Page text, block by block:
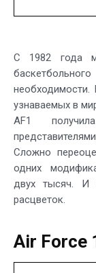
С 1982 года
узнаваемых в
AF1
Сложно
одних
двух тысяч. И
расцветок.
Air Force